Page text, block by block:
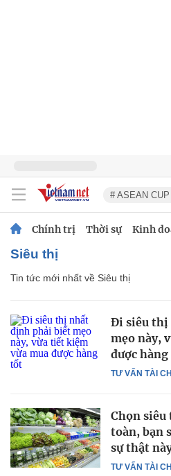
# ASEAN
Chính trị Thời sự Kinh
Siêu thị
Tin tức mới nhất về Siêu thị
TƯ VẤN TÀI
Đi siêu thị
mẹo này,
được
TƯ VẤN TÀI
Chọn siêu
toàn, bạn
sự thật